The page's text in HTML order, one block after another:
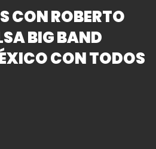
CON ROBERTO
BIG BAND
CON TODOS